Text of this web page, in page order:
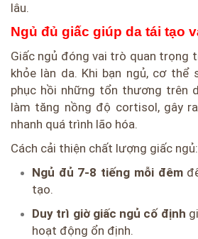
lâu.
Ngủ đủ giấc giúp da tái tạo
Giấc ngủ đóng vai trò quan trọng
khỏe làn da. Khi bạn ngủ, cơ thể
phục hồi những tổn thương trên
làm tăng nồng độ cortisol, gây
nhanh quá trình lão hóa.
Cách cải thiện chất lượng giấc ngủ:
Ngủ đủ 7-8 tiếng mỗi đêm
tạo.
Duy trì giờ giấc ngủ cố định
hoạt động ổn định.